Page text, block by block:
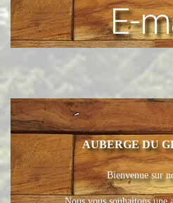
E-
AUBERGE DU
Bienvenue sur